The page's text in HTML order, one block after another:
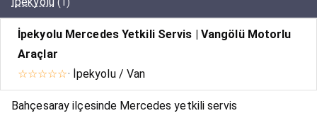
İpekyolu Mercedes Yetkili Servis | Vangölü Motorlu
Araçlar
☆☆☆☆☆· İpekyolu / Van
Bahçesaray ilçesinde Mercedes yetkili servis